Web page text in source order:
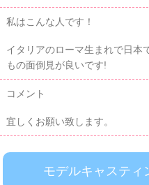
私はこんな人です！
イタリアのローマ生まれで日本
もの面倒見が良いです!
コメント
宜しくお願い致します。
モデルキャスティ